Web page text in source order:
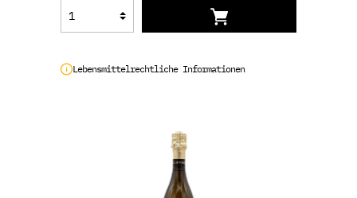
Lebensmittelrechtliche Informationen